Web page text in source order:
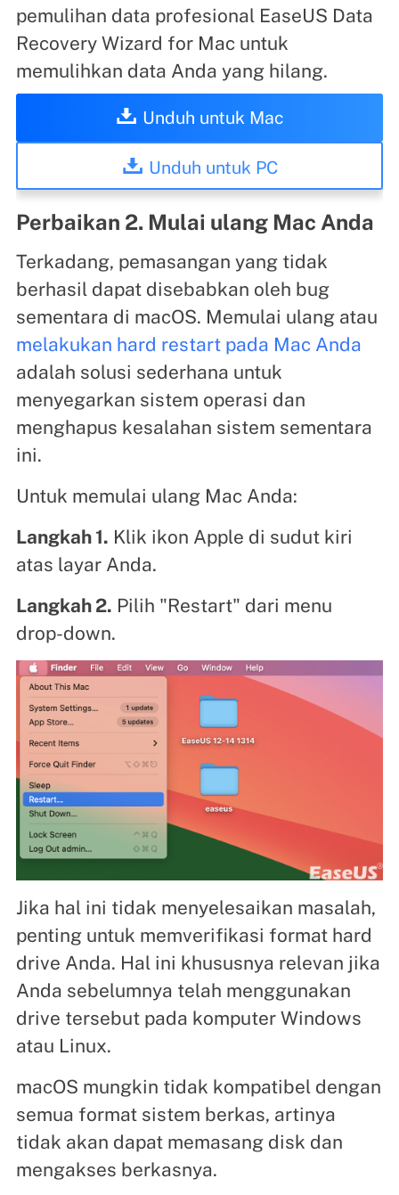
pemulihan data profesional EaseUS Data
Recovery Wizard for Mac untuk
memulihkan data Anda yang hilang.
Unduh untuk Mac
Unduh untuk PC
Perbaikan 2. Mulai ulang Mac Anda
Terkadang, pemasangan yang tidak
berhasil dapat disebabkan oleh bug
sementara di macOS. Memulai ulang atau
melakukan hard restart pada Mac Anda
adalah solusi sederhana untuk
menyegarkan sistem operasi dan
menghapus kesalahan sistem sementara
ini.
Untuk memulai ulang Mac Anda:
Langkah 1. Klik ikon Apple di sudut kiri
atas layar Anda.
Langkah 2. Pilih "Restart" dari menu
drop-down.
Jika hal ini tidak menyelesaikan masalah,
penting untuk memverifikasi format hard
drive Anda. Hal ini khususnya relevan jika
Anda sebelumnya telah menggunakan
drive tersebut pada komputer Windows
atau Linux.
macOS mungkin tidak kompatibel dengan
semua format sistem berkas, artinya
tidak akan dapat memasang disk dan
mengakses berkasnya.